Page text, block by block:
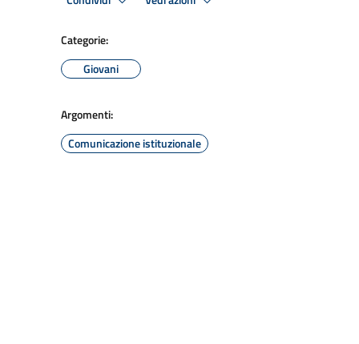
Categorie:
Giovani
Argomenti:
Comunicazione istituzionale